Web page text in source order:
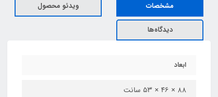
مشخصات ویدئو محصول
دیدگاه‌ها
ابعاد
۸8 × ۴6 × ۵۳ سانت